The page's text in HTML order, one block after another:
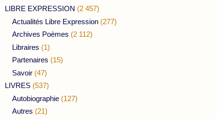
LIBRE EXPRESSION (2 457)
Actualités Libre Expression (277)
Archives Poèmes (2 112)
Libraires (1)
Partenaires (15)
Savoir (47)
LIVRES (537)
Autobiographie (127)
Autres (21)